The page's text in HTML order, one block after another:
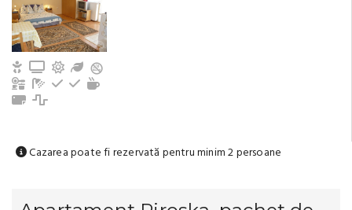
Copii și bebeluși sunt binevenite
TV Terasă/balcon
Grădină / Curte / Zonă verde
ChicinetăBaie cu duș (privat)
FrigiderTacâmuri, vesela
Prosoape
Cazarea poate fi rezervată pentru minim 2 persoane